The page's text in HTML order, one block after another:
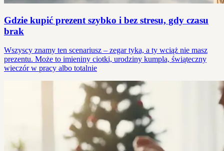
Gdzie kupić prezent szybko i bez stresu, gdy czasu
brak
Wszyscy znamy ten scenariusz – zegar tyka, a ty wciąż nie masz
prezentu. Może to imieniny ciotki, urodziny kumpla, świąteczny
wieczór w pracy albo totalnie